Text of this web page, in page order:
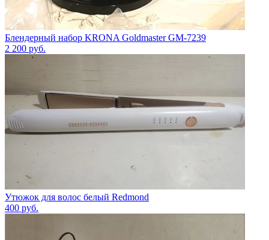
Блендерный набор KRONA Goldmaster GM-7239
2 200 руб.
Утюжок для волос белый Redmond
400 руб.